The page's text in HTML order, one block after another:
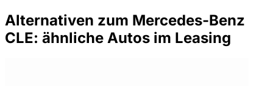
Alternativen zum Mercedes-Benz
CLE: ähnliche Autos im Leasing